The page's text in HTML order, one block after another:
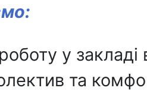
у закладі
та